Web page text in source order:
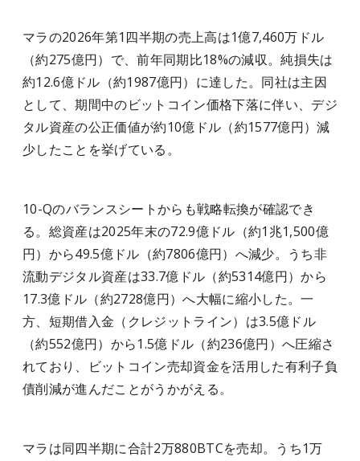
マラの2026年第1四半期の売上高は1億7,460万ドル
（約275億円）で、前年同期比18%の減収。純損失は
約12.6億ドル（約1987億円）に達した。同社は主因
として、期間中のビットコイン価格下落に伴い、デジ
タル資産の公正価値が約10億ドル（約1577億円）減
少したことを挙げている。
10-Qのバランスシートからも戦略転換が確認でき
る。総資産は2025年末の72.9億ドル（約1兆1,500億
円）から49.5億ドル（約7806億円）へ減少。うち非
流動デジタル資産は33.7億ドル（約5314億円）から
17.3億ドル（約2728億円）へ大幅に縮小した。一
方、短期借入金（クレジットライン）は3.5億ドル
（約552億円）から1.5億ドル（約236億円）へ圧縮さ
れており、ビットコイン売却資金を活用した有利子負
債削減が進んだことがうかがえる。
マラは同四半期に合計2万880BTCを売却。うち1万